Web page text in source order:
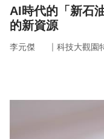
AI時代的「新石
的新資源
李元傑 ｜ 科技大觀園